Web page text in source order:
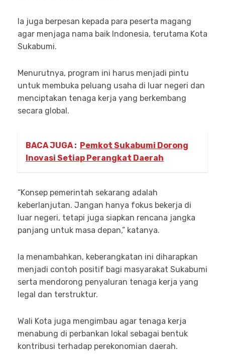
Ia juga berpesan kepada para peserta magang
agar menjaga nama baik Indonesia, terutama Kota
Sukabumi.
Menurutnya, program ini harus menjadi pintu
untuk membuka peluang usaha di luar negeri dan
menciptakan tenaga kerja yang berkembang
secara global.
BACA JUGA : Pemkot Sukabumi Dorong
Inovasi Setiap Perangkat Daerah
“Konsep pemerintah sekarang adalah
keberlanjutan. Jangan hanya fokus bekerja di
luar negeri, tetapi juga siapkan rencana jangka
panjang untuk masa depan,” katanya.
Ia menambahkan, keberangkatan ini diharapkan
menjadi contoh positif bagi masyarakat Sukabumi
serta mendorong penyaluran tenaga kerja yang
legal dan terstruktur.
Wali Kota juga mengimbau agar tenaga kerja
menabung di perbankan lokal sebagai bentuk
kontribusi terhadap perekonomian daerah.